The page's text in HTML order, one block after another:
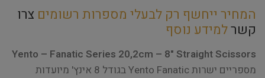
המחיר ייחשף רק לבעלי מספרות רשומים צרו
קשרלמידע נוסף
Yento – Fanatic Series 20,2cm – 8" Straight Scissors
מספריים ישרות Yento Fanatic בגודל 8 אינץ' מיועדות